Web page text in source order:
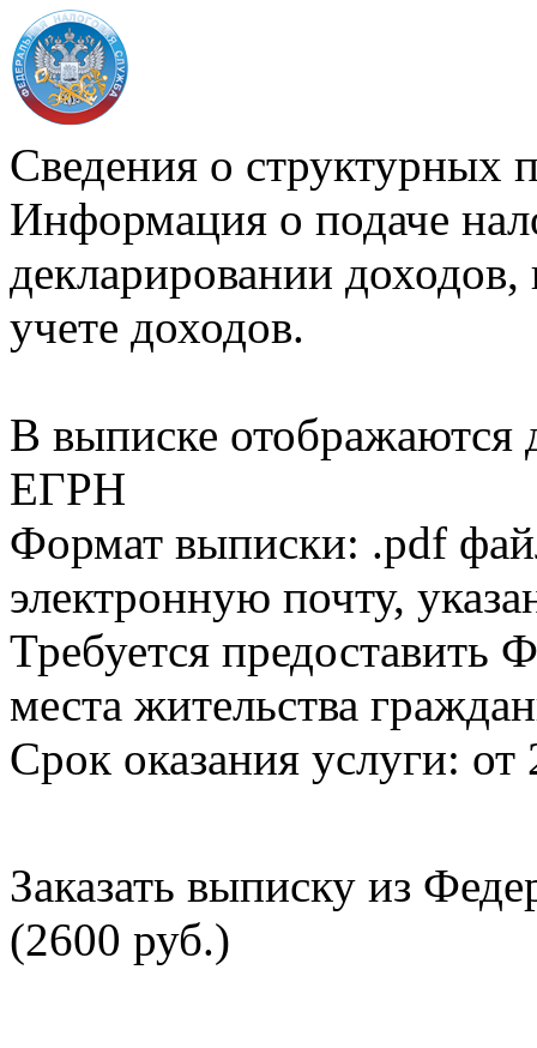
Сведения о структурных
Информация о подаче
декларировании доходов,
учете доходов.
В выписке
ЕГРН
Формат выписки: .pdf
электронную почту,
Требуется
места жительства
Срок оказания услуги: от
Заказать выписку из
(2600 руб.)